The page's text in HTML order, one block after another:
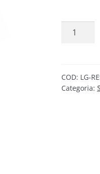
–
BATTERIA
COD: LG-
Categoria: